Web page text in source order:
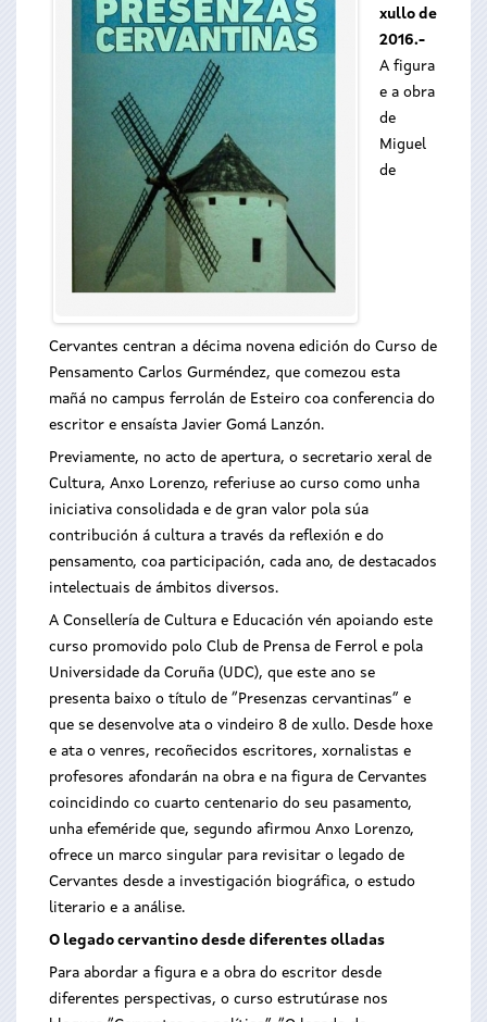
xullo de
2016.-
A figura
e a obra
de
Miguel
de
Cervantes centran a décima novena edición do Curso de
Pensamento Carlos Gurméndez, que comezou esta
mañá no campus ferrolán de Esteiro coa conferencia do
escritor e ensaísta Javier Gomá Lanzón.
Previamente, no acto de apertura, o secretario xeral de
Cultura, Anxo Lorenzo, referiuse ao curso como unha
iniciativa consolidada e de gran valor pola súa
contribución á cultura a través da reflexión e do
pensamento, coa participación, cada ano, de destacados
intelectuais de ámbitos diversos.
A Consellería de Cultura e Educación vén apoiando este
curso promovido polo Club de Prensa de Ferrol e pola
Universidade da Coruña (UDC), que este ano se
presenta baixo o título de “Presenzas cervantinas” e
que se desenvolve ata o vindeiro 8 de xullo. Desde hoxe
e ata o venres, recoñecidos escritores, xornalistas e
profesores afondarán na obra e na figura de Cervantes
coincidindo co cuarto centenario do seu pasamento,
unha efeméride que, segundo afirmou Anxo Lorenzo,
ofrece un marco singular para revisitar o legado de
Cervantes desde a investigación biográfica, o estudo
literario e a análise.
O legado cervantino desde diferentes olladas
Para abordar a figura e a obra do escritor desde
diferentes perspectivas, o curso estrutúrase nos